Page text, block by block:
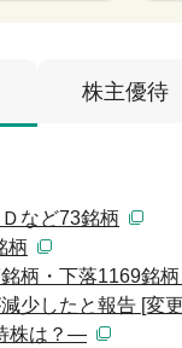
株主優待
など73銘柄
柄
・下落1169銘柄
少したと報告 [変
株は？―